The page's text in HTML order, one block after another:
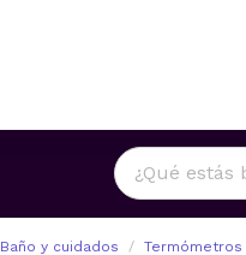
Baño y cuidados Termómetros